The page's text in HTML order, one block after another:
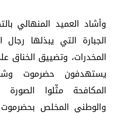
وأشاد العميد المنهالي
الجبارة التي يبذلها
المخدرات، وتضييق الخناق
يستهدفون حضرموت
المكافحة مثّلوا
والوطني المخلص